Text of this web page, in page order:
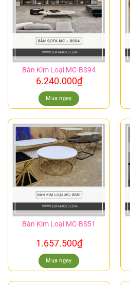
Bàn Kim Loại MC-BS94
6.240.000₫
Mua ngay
Bàn Kim Loại MC-BS51
1.657.500₫
Mua ngay